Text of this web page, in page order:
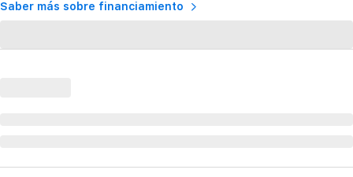
Saber más sobre financiamiento